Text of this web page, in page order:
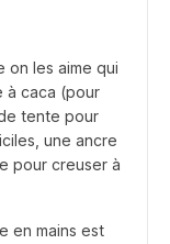
on les aime qui
à caca (pour
tente pour
une ancre
pour creuser à
en mains est